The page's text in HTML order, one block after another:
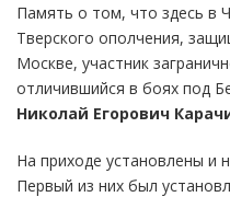
Память о том, что здесь в
Тверского ополчения,
Москве, участник
отличившийся в боях под
Николай Егорович
На приходе установлены и
Первый из них был